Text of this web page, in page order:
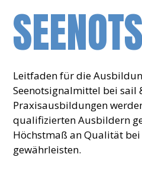
Leitfaden für die
Seenotsignalmittel bei sail
Praxisausbildungen
qualifizierten Ausbildern
Höchstmaß an Qualität
gewährleisten.